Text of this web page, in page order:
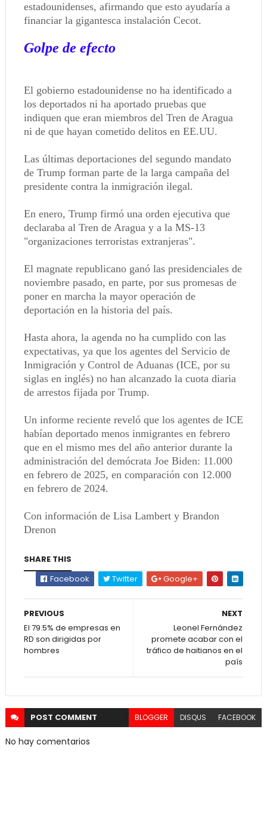
estadounidenses, afirmando que esto ayudaría a
financiar la gigantesca instalación Cecot.
Golpe de efecto
El gobierno estadounidense no ha identificado a
los deportados ni ha aportado pruebas que
indiquen que eran miembros del Tren de Aragua
ni de que hayan cometido delitos en EE.UU.
Las últimas deportaciones del segundo mandato
de Trump forman parte de la larga campaña del
presidente contra la inmigración ilegal.
En enero, Trump firmó una orden ejecutiva que
declaraba al Tren de Aragua y a la MS-13
"organizaciones terroristas extranjeras".
El magnate republicano ganó las presidenciales de
noviembre pasado, en parte, por sus promesas de
poner en marcha la mayor operación de
deportación en la historia del país.
Hasta ahora, la agenda no ha cumplido con las
expectativas, ya que los agentes del Servicio de
Inmigración y Control de Aduanas (ICE, por su
siglas en inglés) no han alcanzado la cuota diaria
de arrestos fijada por Trump.
Un informe reciente reveló que los agentes de ICE
habían deportado menos inmigrantes en febrero
que en el mismo mes del año anterior durante la
administración del demócrata Joe Biden: 11.000
en febrero de 2025, en comparación con 12.000
en febrero de 2024.
Con información de Lisa Lambert y Brandon
Drenon
SHARE THIS
Facebook
Twitter Google+
NEXT
Leonel Fernández
promete acabar con el
tráfico de haitianos en el
país
PREVIOUS
El 79.5% de empresas en
RD son dirigidas por
hombres
POST COMMENT BLOGGER DISQUS FACEBOOK
No hay comentarios